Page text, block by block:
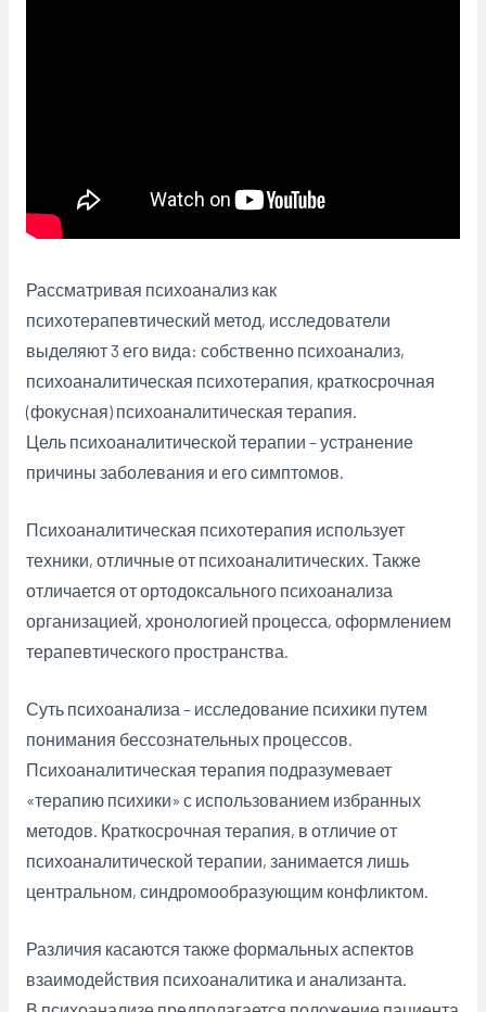
Рассматривая психоанализ как
психотерапевтический метод, исследователи
выделяют 3 его вида: собственно психоанализ,
психоаналитическая психотерапия, краткосрочная
(фокусная) психоаналитическая терапия.
Цель психоаналитической терапии – устранение
причины заболевания и его симптомов.
Психоаналитическая психотерапия использует
техники, отличные от психоаналитических. Также
отличается от ортодоксального психоанализа
организацией, хронологией процесса, оформлением
терапевтического пространства.
Суть психоанализа – исследование психики путем
понимания бессознательных процессов.
Психоаналитическая терапия подразумевает
«терапию психики» с использованием избранных
методов. Краткосрочная терапия, в отличие от
психоаналитической терапии, занимается лишь
центральном, синдромообразующим конфликтом.
Различия касаются также формальных аспектов
взаимодействия психоаналитика и анализанта.